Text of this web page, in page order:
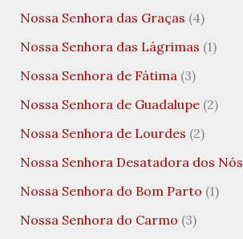
Nossa Senhora das Graças (4)
Nossa Senhora das Lágrimas (1)
Nossa Senhora de Fátima (3)
Nossa Senhora de Guadalupe(2)
Nossa Senhora de Lourdes (2)
Nossa Senhora Desatadora dos Nós
Nossa Senhora do Bom Parto (1)
Nossa Senhora do Carmo (3)